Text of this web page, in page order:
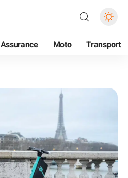
Assurance Moto Transport